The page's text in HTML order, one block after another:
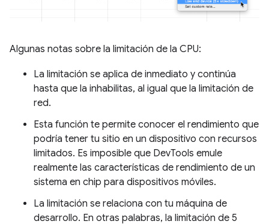
Algunas notas sobre la limitación de la CPU:
La limitación se aplica de inmediato y continúa
hasta que la inhabilitas, al igual que la limitación de
red.
Esta función te permite conocer el rendimiento que
podría tener tu sitio en un dispositivo con recursos
limitados. Es imposible que DevTools emule
realmente las características de rendimiento de un
sistema en chip para dispositivos móviles.
La limitación se relaciona con tu máquina de
desarrollo. En otras palabras, la limitación de 5